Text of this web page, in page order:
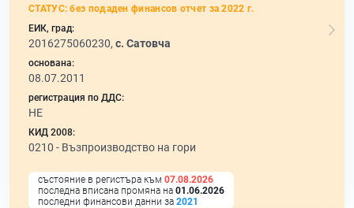
СТАТУС: без подаден финансов отчет за 2022 г.
ЕИК, град:
2016275060230, с. Сатовча
основана:
08.07.2011
регистрация по ДДС:
НЕ
КИД 2008:
0210 - Възпроизводство на гори
състояние в регистъра към 07.08.2026
последна вписана промяна на 01.06.2026
последни финансови данни за 2021